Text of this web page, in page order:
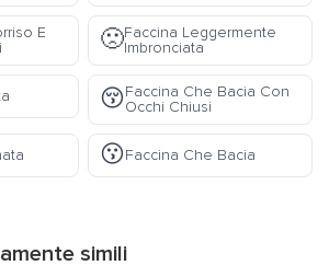
E
🙁Faccina Leggermente
Imbronciata
😚Faccina Che Bacia Con
Occhi Chiusi
😗Faccina Che Bacia
simili